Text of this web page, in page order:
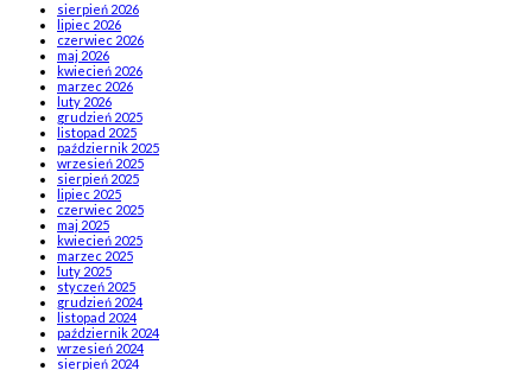
sierpień 2026
lipiec 2026
czerwiec 2026
maj 2026
kwiecień 2026
marzec 2026
luty 2026
grudzień 2025
listopad 2025
październik 2025
wrzesień 2025
sierpień 2025
lipiec 2025
czerwiec 2025
maj 2025
kwiecień 2025
marzec 2025
luty 2025
styczeń 2025
grudzień 2024
listopad 2024
październik 2024
wrzesień 2024
sierpień 2024